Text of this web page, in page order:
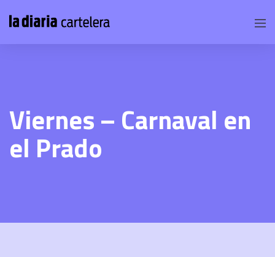
Viernes – Carnaval en
el Prado